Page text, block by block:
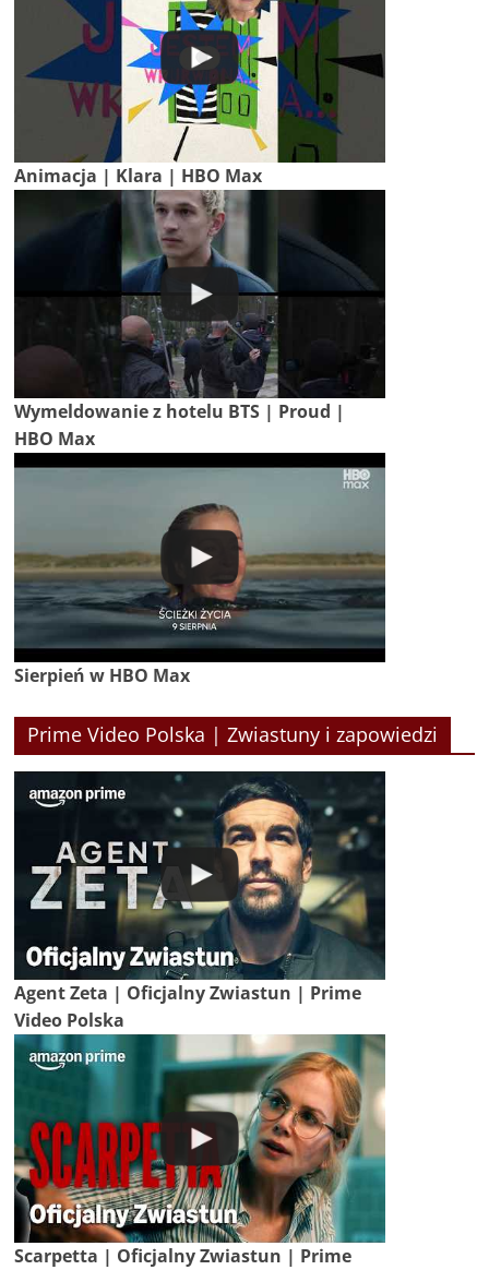
Animacja | Klara | HBO Max
Wymeldowanie z hotelu BTS | Proud |
HBO Max
Sierpień w HBO Max
Prime Video Polska | Zwiastuny i zapowiedzi
Agent Zeta | Oficjalny Zwiastun | Prime
Video Polska
Scarpetta | Oficjalny Zwiastun | Prime